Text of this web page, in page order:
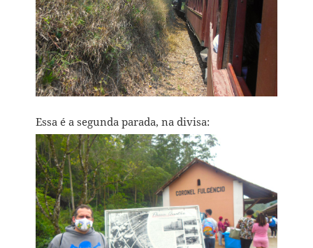
Essa é a segunda parada, na divisa: